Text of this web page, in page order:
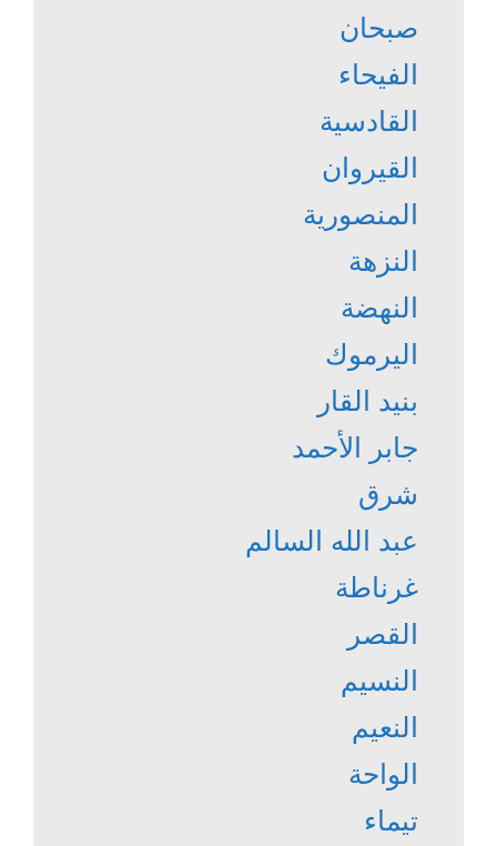
صبحان
الفيحاء
القادسية
القيروان
المنصورية
النزهة
النهضة
اليرموك
بنيد القار
جابر الأحمد
شرق
عبد الله السالم
غرناطة
القصر
النسيم
النعيم
الواحة
تيماء